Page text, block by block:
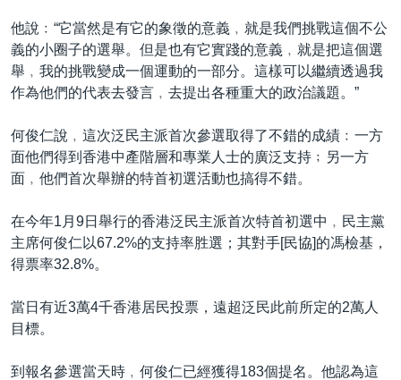
他說﹕“它當然是有它的象徵的意義﹐就是我們挑戰這個不公
義的小圈子的選舉。但是也有它實踐的意義﹐就是把這個選
舉﹐我的挑戰變成一個運動的一部分。這樣可以繼續透過我
作為他們的代表去發言﹐去提出各種重大的政治議題。”
何俊仁說﹐這次泛民主派首次參選取得了不錯的成績﹕一方
面他們得到香港中產階層和專業人士的廣泛支持﹔另一方
面﹐他們首次舉辦的特首初選活動也搞得不錯。
在今年1月9日舉行的香港泛民主派首次特首初選中﹐民主黨
主席何俊仁以67.2%的支持率胜選；其對手[民協]的馮檢基，
得票率32.8%。
當日有近3萬4千香港居民投票，遠超泛民此前所定的2萬人
目標。
到報名參選當天時﹐何俊仁已經獲得183個提名。他認為這